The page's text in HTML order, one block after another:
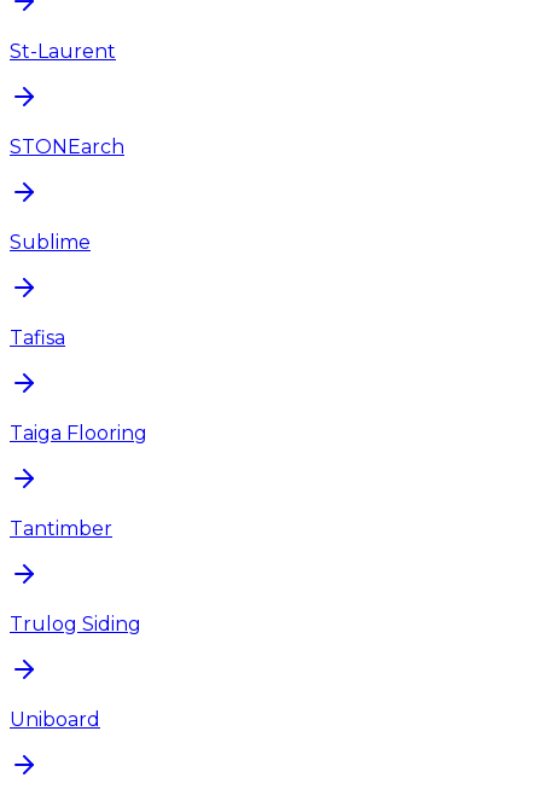
St-Laurent
STONEarch
Sublime
Tafisa
Taiga Flooring
Tantimber
Trulog Siding
Uniboard